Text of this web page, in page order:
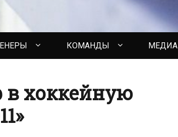
КОМАНДЫ МЕДИА
в хоккейную